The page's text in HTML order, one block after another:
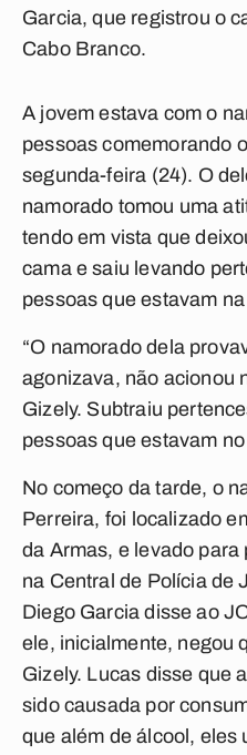
Garcia, que registrou o
Cabo Branco.
A jovem estava com o
pessoas comemorando
segunda-feira (24). O
namorado tomou uma
tendo em vista que
cama e saiu levando
pessoas que estavam
“O namorado dela
agonizava, não acionou
Gizely. Subtraiu
pessoas que estavam
No começo da tarde, o
Perreira, foi localizado
da Armas, e levado
na Central de Polícia de
Diego Garcia disse ao
ele, inicialmente, negou
Gizely. Lucas disse que
sido causada por
que além de álcool, eles